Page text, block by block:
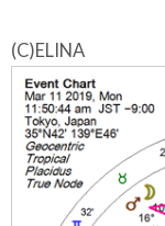
(C)ELINA